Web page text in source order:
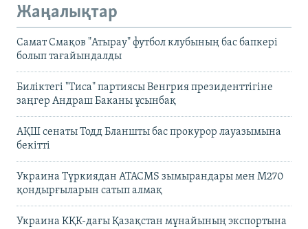
Жаңалықтар
Самат Смақов "Атырау" футбол клубының бас бапкері
болып тағайындалды
Биліктегі "Тиса" партиясы Венгрия президенттігіне
заңгер Андраш Баканы ұсынбақ
АҚШ сенаты Тодд Бланшты бас прокурор лауазымына
бекітті
Украина Түркиядан ATACMS зымырандары мен M270
қондырғыларын сатып алмақ
Украина КҚК-дағы Қазақстан мұнайының экспортына